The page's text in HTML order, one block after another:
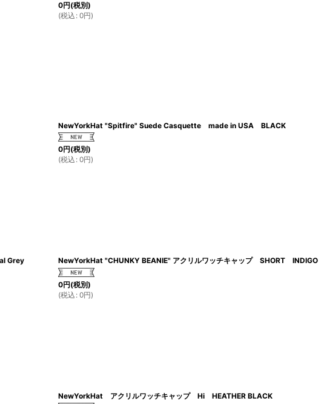
0円(税別)
(税込 : 0円)
NewYorkHat "Spitfire" Suede Casquette made in USA BLACK
0円(税別)
(税込 : 0円)
Grey NewYorkHat "CHUNKY BEANIE" アクリルワッチキャップ SHORT INDIGO
0円(税別)
(税込 : 0円)
NewYorkHat アクリルワッチキャップ Hi HEATHER BLACK